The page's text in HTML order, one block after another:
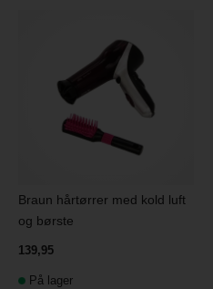
Braun hårtørrer med kold luft
og børste
139,95
På lager